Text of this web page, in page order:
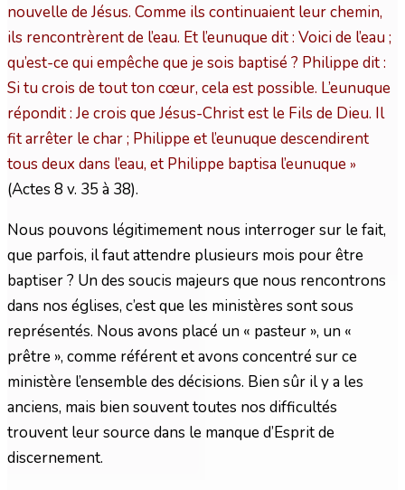
nouvelle de Jésus. Comme ils continuaient leur chemin,
ils rencontrèrent de l’eau. Et l’eunuque dit : Voici de l’eau ;
qu’est-ce qui empêche que je sois baptisé ? Philippe dit :
Si tu crois de tout ton cœur, cela est possible. L’eunuque
répondit : Je crois que Jésus-Christ est le Fils de Dieu. Il
fit arrêter le char ; Philippe et l’eunuque descendirent
tous deux dans l’eau, et Philippe baptisa l’eunuque »
(Actes 8 v. 35 à 38).
Nous pouvons légitimement nous interroger sur le fait,
que parfois, il faut attendre plusieurs mois pour être
baptiser ? Un des soucis majeurs que nous rencontrons
dans nos églises, c’est que les ministères sont sous
représentés. Nous avons placé un « pasteur », un «
prêtre », comme référent et avons concentré sur ce
ministère l’ensemble des décisions. Bien sûr il y a les
anciens, mais bien souvent toutes nos difficultés
trouvent leur source dans le manque d’Esprit de
discernement.